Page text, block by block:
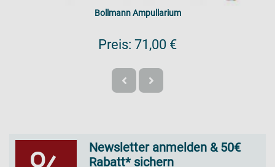
Bollmann Ampullarium
Preis: 71,00 €
Newsletter anmelden & 50€
Rabatt* sichern